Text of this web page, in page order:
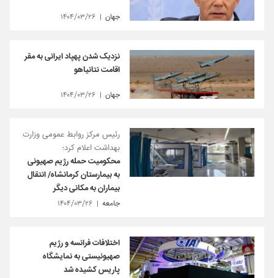
جهان ۱۴۰۴/۰۳/۲۶
نزدیک شدن پهپاد ایرانی به مقر
اقامت نتانیاهو
جهان ۱۴۰۴/۰۳/۲۶
رئیس مرکز روابط عمومی وزارت
بهداشت اعلام کرد؛
محکومیت حمله رژیم صهیونی
به بیمارستان کرمانشاه/ انتقال
بیماران به مکانی دیگر
جامعه ۱۴۰۴/۰۳/۲۶
اختلافات فرانسه و رژیم
صهیونیستی به نمایشگاه
پاریس کشیده شد